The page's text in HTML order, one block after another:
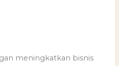
meningkatkan bisnis